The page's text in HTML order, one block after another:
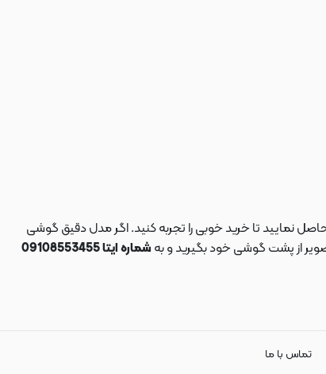
نمایید تا خرید خوبی را تجربه کنید. اگر مدل دقیق گوشی
از پشت گوشی خود بگیرید و به شماره ایتا 09108553455
تماس با ما